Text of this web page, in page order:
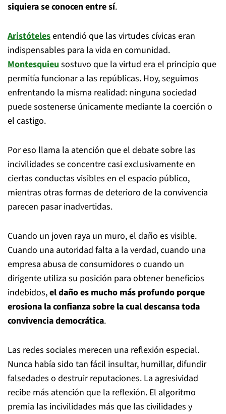
siquiera se conocen entre sí.
Aristótelesentendió que las virtudes cívicas eran
indispensables para la vida en comunidad.
Montesquieusostuvo que la virtud era el principio que
permitía funcionar a las repúblicas. Hoy, seguimos
enfrentando la misma realidad: ninguna sociedad
puede sostenerse únicamente mediante la coerción o
el castigo.
Por eso llama la atención que el debate sobre las
incivilidades se concentre casi exclusivamente en
ciertas conductas visibles en el espacio público,
mientras otras formas de deterioro de la convivencia
parecen pasar inadvertidas.
Cuando un joven raya un muro, el daño es visible.
Cuando una autoridad falta a la verdad, cuando una
empresa abusa de consumidores o cuando un
dirigente utiliza su posición para obtener beneficios
indebidos,el daño es mucho más profundo porque
erosiona la confianza sobre la cual descansa toda
convivencia democrática.
Las redes sociales merecen una reflexión especial.
Nunca había sido tan fácil insultar, humillar, difundir
falsedades o destruir reputaciones. La agresividad
recibe más atención que la reflexión. El algoritmo
premia las incivilidades más que las civilidades y